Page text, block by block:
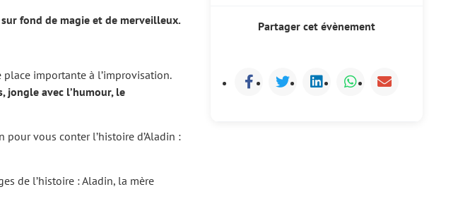
fond de magie et de merveilleux.
importante à l’improvisation.
jongle avec l’humour, le
vous conter l’histoire d’Aladin :
de l’histoire : Aladin, la mère
Partager cet évènement